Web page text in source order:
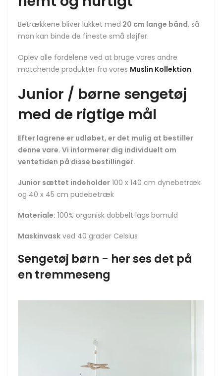
Betrækkene bliver lukket med 20 cm lange bånd, så
man kan binde de fineste små sløjfer.
Oplev alle fordelene ved at bruge vores andre
matchende produkter fra vores Muslin Kollektion.
Junior / børne sengetøj
med de rigtige mål
Efter lagrene er udløbet, er det mulig at bestiller
denne vare. Vi informerer dig individuelt om
ventetiden på disse bestillinger.
Junior sættet indeholder 100 x 140 cm dynebetræk
og 40 x 45 cm pudebetræk
Materiale: 100% organisk dobbelt lags bomuld
Maskinvask ved 40 grader Celsius
Sengetøj børn - her ses det på
en tremmeseng